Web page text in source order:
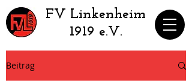
​FV Linkenheim
1919 e.V.
Beitrag